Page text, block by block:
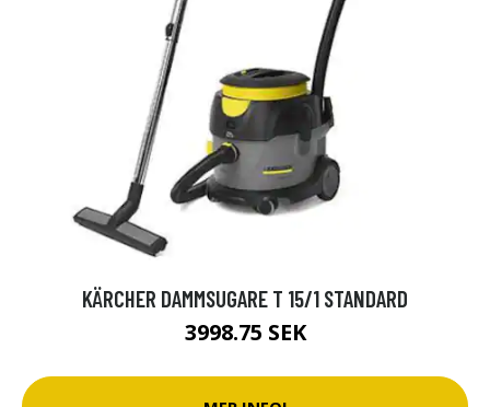
KÄRCHER DAMMSUGARE T 15/1 STANDARD
3998.75 SEK